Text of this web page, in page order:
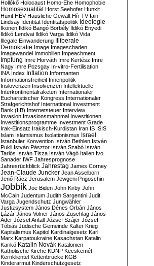
Hollókő Holocaust Homo-Ehe Homophobie
Homosexualität Horst Seehofer Hunxit
Huxit HÉV Häusliche Gewalt Hír TV Iain
Lindsay Identität Identitätspolitik Ideologie
Ikonen Ildikó Bangó Borbély Ildikó Enyedi
Ildikó Lendvai Ildikó Varga Ildikó Vida
Illegale Einwanderung Illiberale
Demokratie Image Imageschaden
Imagewandel Immobilien Impeachment
Impfung Imre Horváth Imre Kertész Imre
Nagy Imre Pozsgay In-vitro-Fertilisation
INA Index Inflation Informanten
Informationsfreiheit Innenpolitik
Inslovenzen Insolvenzen Intellektuelle
Interkontinentalraketen Internationaler
Eucharistischer Kongress Internationaler
Strafgerichtshof International Investment
Bank (IIB) Internetsteuer Interview
Invasion Invasionsmahnmal Investitionen
Investitionsprogramme Investment Grade
Irak-Einsatz Irakisch-Kurdistan Iran IS ISIS
Islam Islamismus Isolationismus Israel
Istanbuler Konvention István Bethlen István
Pukli István Pásztor István Szabó István
Tarlós István Tisza István Vágó Italien Ivo
Sanader IWF Jahresprognose
Jahresrückblick Jahrestag James Corney
Jean-Claude Juncker Jean Asselborn
Jenő Rácz Jerusalem Jewgeni Prigoschin
Jobbik Joe Biden John Kirby John
McCain Judentum Judith Sargentini Judit
Varga Jugendschutz Jungwähler
Justizsystem János Dénes Orbán János
Lázár János Volner János Zuschlag János
Áder József Antall József Szájer József
Tóbiás Jüdische Gemeinde Kalter Krieg
Kapitalismus Kapitol Kardinalgesetz Karl
Marx Karpatoukraine Kasachstan Katalin
Karikó Katalin Novák Katalonien
Katholische Kirche KDNP Kecskemét
Kernklientel Kettenbrücke KGB
Kinderarmut Kinderschutzgesetz